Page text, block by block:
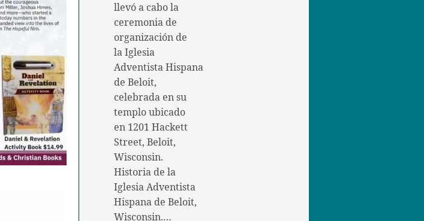
llevó a cabo la
ceremonia de
organización de
la Iglesia
Adventista Hispana
de Beloit,
celebrada en su
templo ubicado
en 1201 Hackett
Street, Beloit,
Wisconsin.
Historia de la
Iglesia Adventista
Hispana de Beloit,
Wisconsin.…